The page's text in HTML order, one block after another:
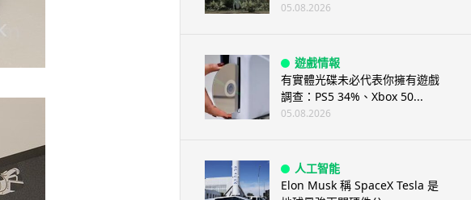
05.08.2026
遊戲情報
有實體光碟未必代表你擁有遊戲
調查：PS5 34%、Xbox 50...
05.08.2026
人工智能
Elon Musk 稱 SpaceX Tesla 是